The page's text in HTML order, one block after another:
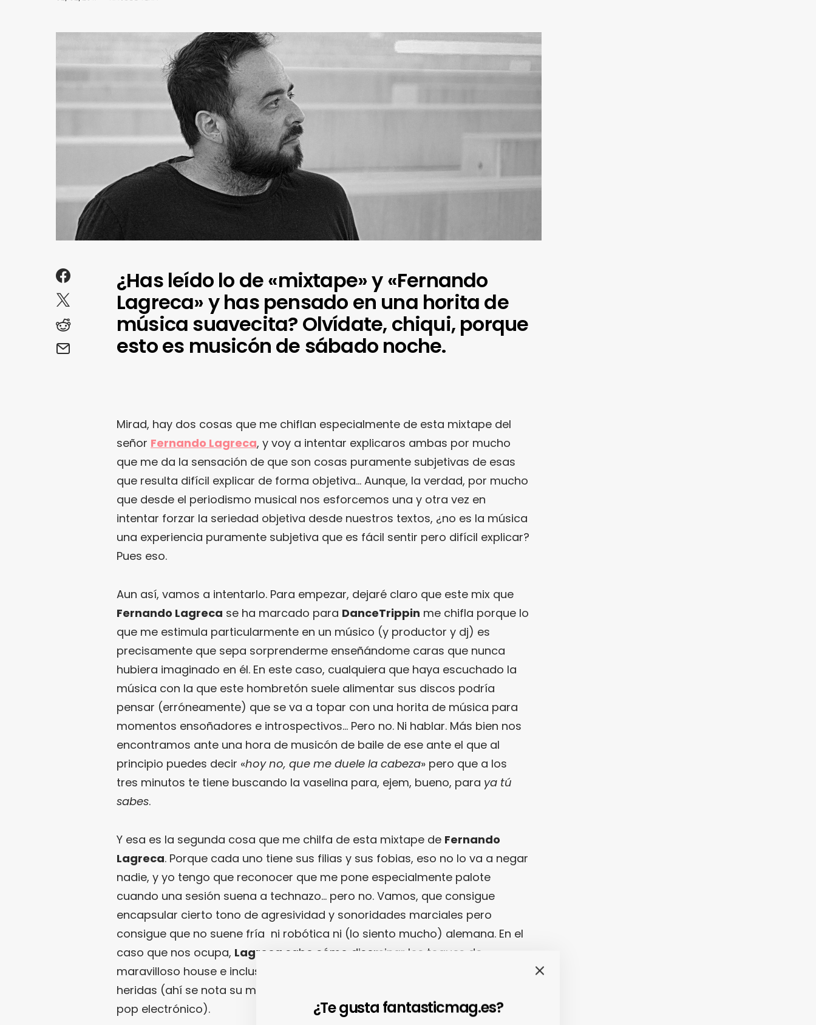
¿Has leído lo de «mixtape» y «Fernando
Lagreca» y has pensado en una horita de
música suavecita? Olvídate, chiqui, porque
esto es musicón de sábado noche.
Mirad, hay dos cosas que me chiflan especialmente de esta mixtape del
señor Fernando Lagreca, y voy a intentar explicaros ambas por mucho
que me da la sensación de que son cosas puramente subjetivas de esas
que resulta difícil explicar de forma objetiva… Aunque, la verdad, por mucho
que desde el periodismo musical nos esforcemos una y otra vez en
intentar forzar la seriedad objetiva desde nuestros textos, ¿no es la música
una experiencia puramente subjetiva que es fácil sentir pero difícil explicar?
Pues eso.
Aun así, vamos a intentarlo. Para empezar, dejaré claro que este mix que
Fernando Lagreca se ha marcado para DanceTrippin me chifla porque lo
que me estimula particularmente en un músico (y productor y dj) es
precisamente que sepa sorprenderme enseñándome caras que nunca
hubiera imaginado en él. En este caso, cualquiera que haya escuchado la
música con la que este hombretón suele alimentar sus discos podría
pensar (erróneamente) que se va a topar con una horita de música para
momentos ensoñadores e introspectivos… Pero no. Ni hablar. Más bien nos
encontramos ante una hora de musicón de baile de ese ante el que al
principio puedes decir «hoy no, que me duele la cabeza» pero que a los
tres minutos te tiene buscando la vaselina para, ejem, bueno, para ya tú
sabes.
Y esa es la segunda cosa que me chilfa de esta mixtape de Fernando
Lagreca. Porque cada uno tiene sus filias y sus fobias, eso no lo va a negar
nadie, y yo tengo que reconocer que me pone especialmente palote
cuando una sesión suena a technazo… pero no. Vamos, que consigue
encapsular cierto tono de agresividad y sonoridades marciales pero
consigue que no suene fría ni robótica ni (lo siento mucho) alemana. En el
caso que nos ocupa, Lagreca sabe cómo diseminar los toques de
maravilloso house e incluso de melodías de esas que sirven para curar
heridas (ahí se nota su maestría como productor de himos cercanos al
pop electrónico).
¿Te gusta fantasticmag.es?